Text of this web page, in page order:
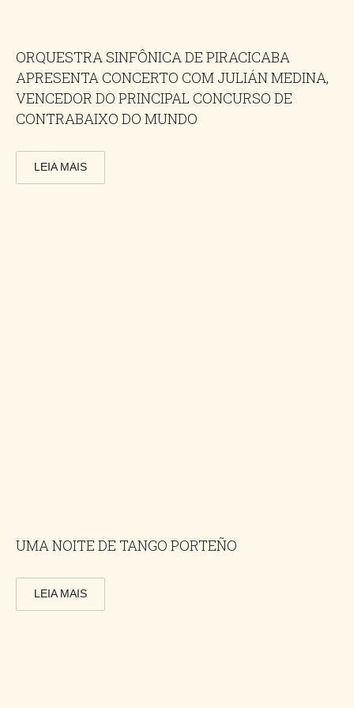
ORQUESTRA SINFÔNICA DE PIRACICABA
APRESENTA CONCERTO COM JULIÁN MEDINA,
VENCEDOR DO PRINCIPAL CONCURSO DE
CONTRABAIXO DO MUNDO
LEIA MAIS
UMA NOITE DE TANGO PORTEÑO
LEIA MAIS